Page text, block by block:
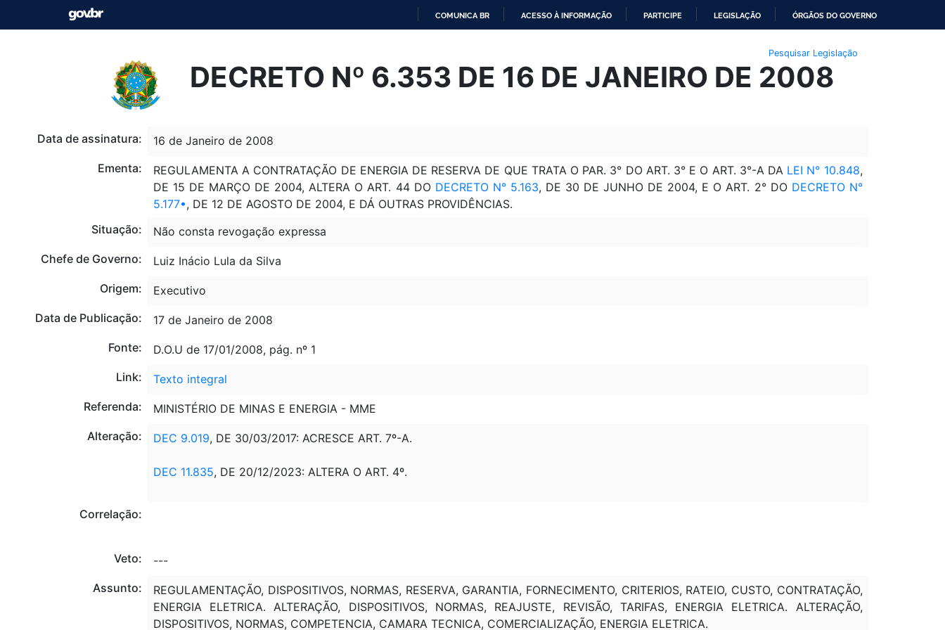
O
CONTEÚDO
COMUNICA BR ACESSO À INFORMAÇÃO PARTICIPE LEGISLAÇÃO ÓRGÃOS DO GOVERNO
Pesquisar Legislação
DECRETO Nº 6.353 DE 16 DE JANEIRO DE 2008
Data de assinatura:
16 de Janeiro de 2008
Ementa:
REGULAMENTA A CONTRATAÇÃO DE ENERGIA DE RESERVA DE QUE TRATA O PAR. 3° DO ART. 3° E O ART. 3°-A DA LEI N° 10.848,
DE 15 DE MARÇO DE 2004, ALTERA O ART. 44 DO DECRETO N° 5.163, DE 30 DE JUNHO DE 2004, E O ART. 2° DO DECRETO N°
5.177•, DE 12 DE AGOSTO DE 2004, E DÁ OUTRAS PROVIDÊNCIAS.
Situação:
Não consta revogação expressa
Chefe de Governo:
Luiz Inácio Lula da Silva
Origem:
Executivo
Data de Publicação:
17 de Janeiro de 2008
Fonte:
D.O.U de 17/01/2008, pág. nº 1
Link:
Texto integral
Referenda:
MINISTÉRIO DE MINAS E ENERGIA - MME
Alteração:
DEC 9.019, DE 30/03/2017: ACRESCE ART. 7º-A.
DEC 11.835, DE 20/12/2023: ALTERA O ART. 4º.
Correlação:
Veto:
---
Assunto:
REGULAMENTAÇÃO, DISPOSITIVOS, NORMAS, RESERVA, GARANTIA, FORNECIMENTO, CRITERIOS, RATEIO, CUSTO, CONTRATAÇÃO,
ENERGIA ELETRICA. ALTERAÇÃO, DISPOSITIVOS, NORMAS, REAJUSTE, REVISÃO, TARIFAS, ENERGIA ELETRICA. ALTERAÇÃO,
DISPOSITIVOS, NORMAS, COMPETENCIA, CAMARA TECNICA, COMERCIALIZAÇÃO, ENERGIA ELETRICA.